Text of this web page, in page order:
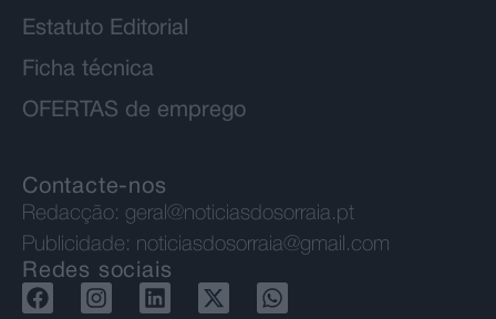
Estatuto Editorial
Ficha técnica
OFERTAS de emprego
Contacte-nos
Redacção: geral@noticiasdosorraia.pt
Publicidade: noticiasdosorraia@gmail.com
Redes sociais